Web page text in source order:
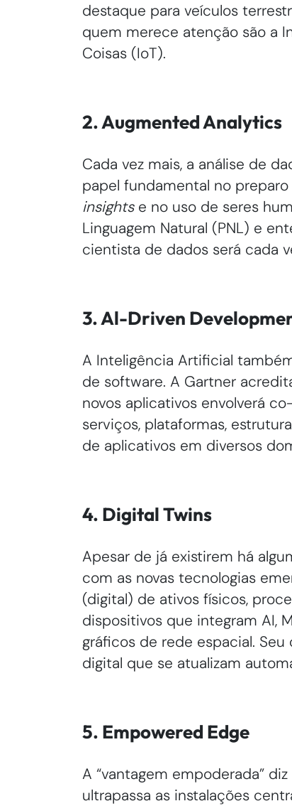
destaque para veículos
quem merece atenção são a
Coisas (IoT).
2. Augmented Analytics
Cada vez mais, a análise de
papel fundamental no
insights e no uso de seres
Linguagem Natural (PNL) e
cientista de dados será cada
3. Al-Driven
A Inteligência Artificial
de software. A Gartner
novos aplicativos envolverá
serviços, plataformas,
de aplicativos em diversos
4. Digital Twins
Apesar de já existirem há
com as novas tecnologias
(digital) de ativos físicos,
dispositivos que integram AI,
gráficos de rede espacial.
digital que se atualizam
5. Empowered Edge
A “vantagem empoderada”
ultrapassa as instalações